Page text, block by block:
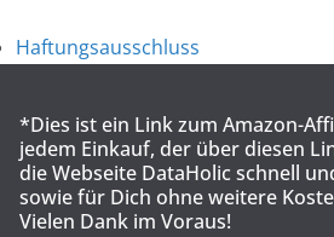
Haftungsausschluss
*Dies ist ein Link zum Amazon-
jedem Einkauf, der über diesen
die Webseite DataHolic schnell
sowie für Dich ohne weitere
Vielen Dank im Voraus!